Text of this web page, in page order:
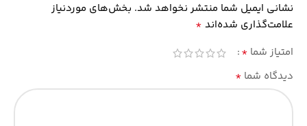
نشانی ایمیل شما منتشر نخواهد شد. بخش‌های موردنیاز
علامت‌گذاری شده‌اند *
امتیاز شما *
دیدگاه شما *